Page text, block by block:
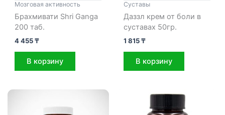
Мозговая активность
Брахмивати Shri Ganga
200 таб.
4 455₸
В корзину
Cуставы
Даззл крем от боли в
суставах 50гр.
1 815₸
В корзину